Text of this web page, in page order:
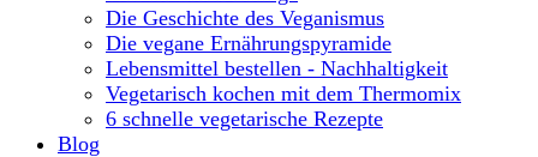
Die Geschichte des Veganismus
Die vegane Ernährungspyramide
Lebensmittel bestellen - Nachhaltigkeit
Vegetarisch kochen mit dem Thermomix
6 schnelle vegetarische Rezepte
Blog